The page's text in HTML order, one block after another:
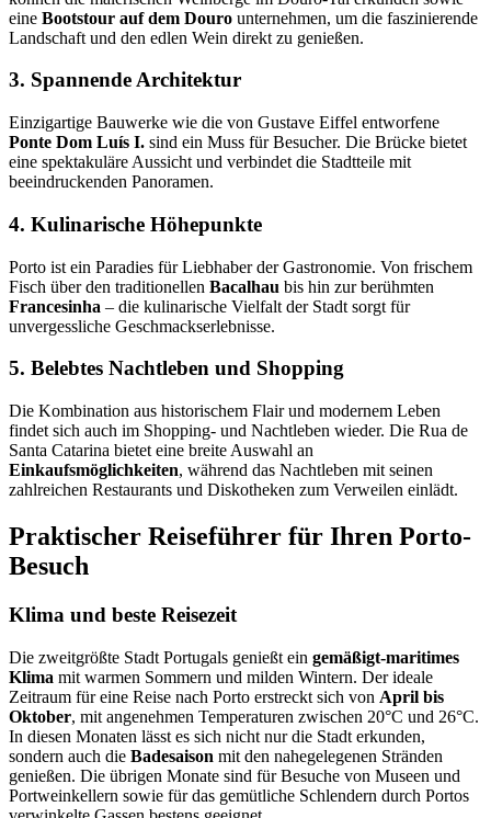
eine Bootstour auf dem Douro unternehmen, um die faszinierende
Landschaft und den edlen Wein direkt zu genießen.
3. Spannende Architektur
Einzigartige Bauwerke wie die von Gustave Eiffel entworfene
Ponte Dom Luís I. sind ein Muss für Besucher. Die Brücke bietet
eine spektakuläre Aussicht und verbindet die Stadtteile mit
beeindruckenden Panoramen.
4. Kulinarische Höhepunkte
Porto ist ein Paradies für Liebhaber der Gastronomie. Von frischem
Fisch über den traditionellen Bacalhau bis hin zur berühmten
Francesinha – die kulinarische Vielfalt der Stadt sorgt für
unvergessliche Geschmackserlebnisse.
5. Belebtes Nachtleben und Shopping
Die Kombination aus historischem Flair und modernem Leben
findet sich auch im Shopping- und Nachtleben wieder. Die Rua de
Santa Catarina bietet eine breite Auswahl an
Einkaufsmöglichkeiten, während das Nachtleben mit seinen
zahlreichen Restaurants und Diskotheken zum Verweilen einlädt.
Praktischer Reiseführer für Ihren Porto-
Besuch
Klima und beste Reisezeit
Die zweitgrößte Stadt Portugals genießt ein gemäßigt-maritimes
Klima mit warmen Sommern und milden Wintern. Der ideale
Zeitraum für eine Reise nach Porto erstreckt sich von April bis
Oktober, mit angenehmen Temperaturen zwischen 20°C und 26°C.
In diesen Monaten lässt es sich nicht nur die Stadt erkunden,
sondern auch die Badesaison mit den nahegelegenen Stränden
genießen. Die übrigen Monate sind für Besuche von Museen und
Portweinkellern sowie für das gemütliche Schlendern durch Portos